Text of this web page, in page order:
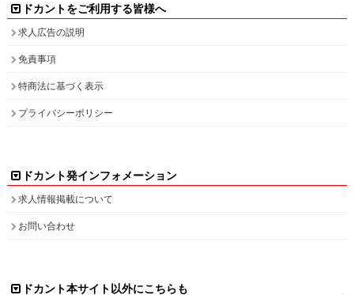
ドカントをご利用する皆様へ
求人広告の説明
免責事項
特商法に基づく表示
プライバシーポリシー
ドカント発インフォメーション
求人情報掲載について
お問い合わせ
ドカント本サイト以外にこちらも